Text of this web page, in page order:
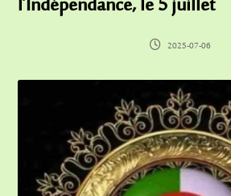
l’Indépendance, le 5 juillet
2025-07-06